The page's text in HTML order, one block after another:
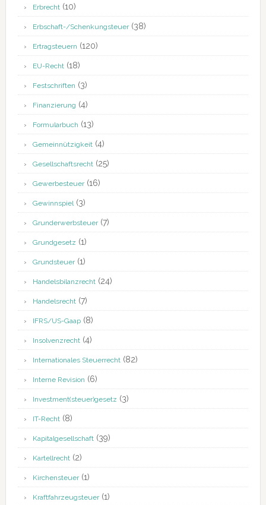
Erbrecht(10)
Erbschaft-/Schenkungsteuer(38)
Ertragsteuern (120)
EU-Recht(18)
Festschriften (3)
Finanzierung (4)
Formularbuch (13)
Gemeinnützigkeit(4)
Gesellschaftsrecht(25)
Gewerbesteuer(16)
Gewinnspiel(3)
Grunderwerbsteuer(7)
Grundgesetz (1)
Grundsteuer(1)
Handelsbilanzrecht(24)
Handelsrecht(7)
IFRS/US-Gaap(8)
Insolvenzrecht(4)
Internationales Steuerrecht(82)
Interne Revision (6)
Investment(steuer)gesetz (3)
IT-Recht(8)
Kapitalgesellschaft(39)
Kartellrecht(2)
Kirchensteuer(1)
Kraftfahrzeugsteuer(1)